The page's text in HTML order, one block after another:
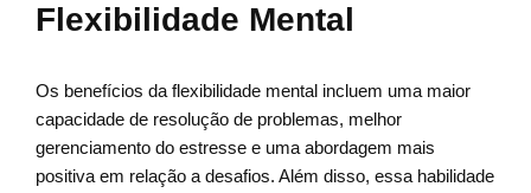
Flexibilidade Mental
Os benefícios da flexibilidade mental incluem uma maior
capacidade de resolução de problemas, melhor
gerenciamento do estresse e uma abordagem mais
positiva em relação a desafios. Além disso, essa habilidade